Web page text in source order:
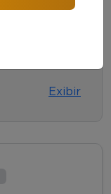
Exibir